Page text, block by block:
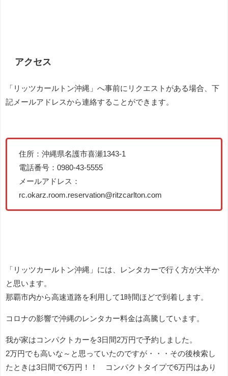
アクセス
「リッツカールトン沖縄」へ事前にリクエストがある場合、下
記メールアドレスから連絡することができます。
住所：沖縄県名護市喜瀬1343‑1
電話番号：0980‑43‑5555
メールアドレス：
rc.okarz.room.reservation@ritzcarlton.com
「リッツカールトン沖縄」には、レンタカーで行く方が大半か
と思います。
那覇市内から高速道路を利用して1時間ほどで到着します。
コロナの影響で沖縄のレンタカー料金は高騰しています。
我が家はコンパクトカーを3日間2万円で予約しました。
2万円でも高いな～と思っていたのですが・・・その後検索し
たときは3日間で6万円！！ コンパクトタイプで6万円はあり